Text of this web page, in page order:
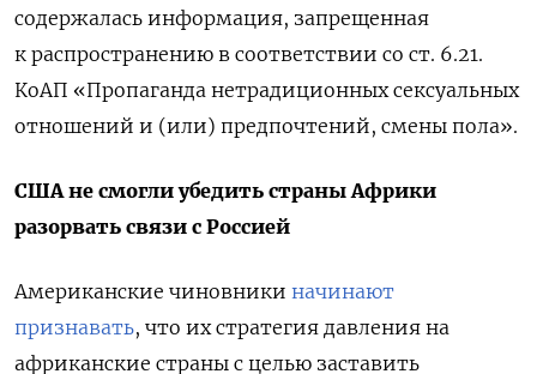
содержалась информация, запрещенная
к распространению в соответствии со ст. 6.21.
КоАП «Пропаганда нетрадиционных сексуальных
отношений и (или) предпочтений, смены пола».
США не смогли убедить страны Африки
разорвать связи с Россией
Американские чиновники начинают
признавать, что их стратегия давления на
африканские страны с целью заставить